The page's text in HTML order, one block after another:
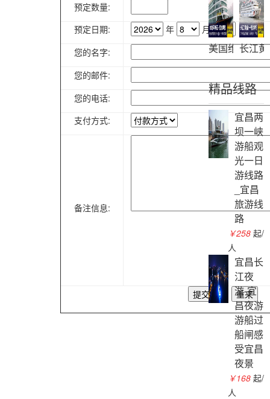
预定数量:
预定日期:
年 月
日
您的名字:
您的邮件:
您的电话:
支付方式:
备注信息:
美国维多利
长江
精品线路
宜昌两
坝一峡
游船观
光一日
游线路
_宜昌
旅游线
路
￥258 起/
人
宜昌长
江夜
游-宜
昌夜游
游船过
船闸感
受宜昌
夜景
￥168 起/
人